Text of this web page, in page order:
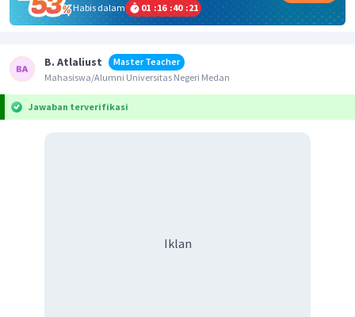
Habis dalam
01 :16 :40 :21
B. Atlaliust
Master Teacher
Mahasiswa/Alumni Universitas Negeri Medan
Jawaban terverifikasi
Iklan